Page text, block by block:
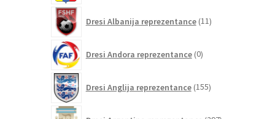
Dresi Albanija reprezentance 11izdelkov
Dresi Andora reprezentance 0izdelkov
Dresi Anglija reprezentance 155izdelkov